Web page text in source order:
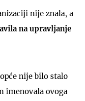
nije znala, a
na upravljanje
nije bilo stalo
imenovala ovoga